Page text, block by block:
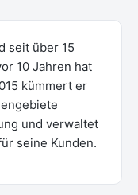
seit über 15
10 Jahren hat
kümmert er
und verwaltet
seine Kunden.